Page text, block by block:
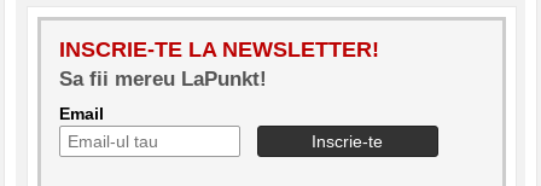
INSCRIE-TE LA NEWSLETTER!
Sa fii mereu LaPunkt!
Email